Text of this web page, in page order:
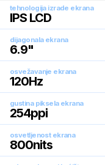
tehnologija izrade ekrana
IPS LCD
dijagonala ekrana
6.9"
osvežavanje ekrana
120Hz
gustina piksela ekrana
254ppi
osvetljenost ekrana
800nits